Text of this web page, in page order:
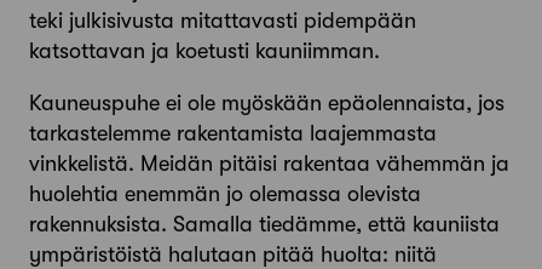
teki julkisivusta mitattavasti pidempään
katsottavan ja koetusti kauniimman.
Kauneuspuhe ei ole myöskään epäolennaista, jos
tarkastelemme rakentamista laajemmasta
vinkkelistä. Meidän pitäisi rakentaa vähemmän ja
huolehtia enemmän jo olemassa olevista
rakennuksista. Samalla tiedämme, että kauniista
ympäristöistä halutaan pitää huolta: niitä